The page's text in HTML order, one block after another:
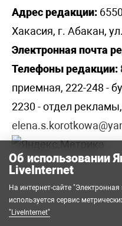
Адрес редакции:
Хакасия, г. Абакан,
Электронная почта
Телефоны редакции:
приемная, 222-248 -
2230 - отдел рекламы,
Об использовании
LiveInternet
На интернет-сайте
используется сервис
"LiveInternet"